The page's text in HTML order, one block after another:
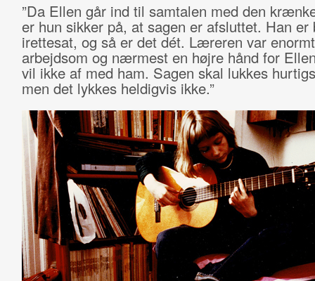
”Da Ellen går ind til samtalen med den
er hun sikker på, at sagen er afsluttet. Han er
irettesat, og så er det dét. Læreren var enormt
arbejdsom og nærmest en højre hånd for
vil ikke af med ham. Sagen skal lukkes
men det lykkes heldigvis ikke.”